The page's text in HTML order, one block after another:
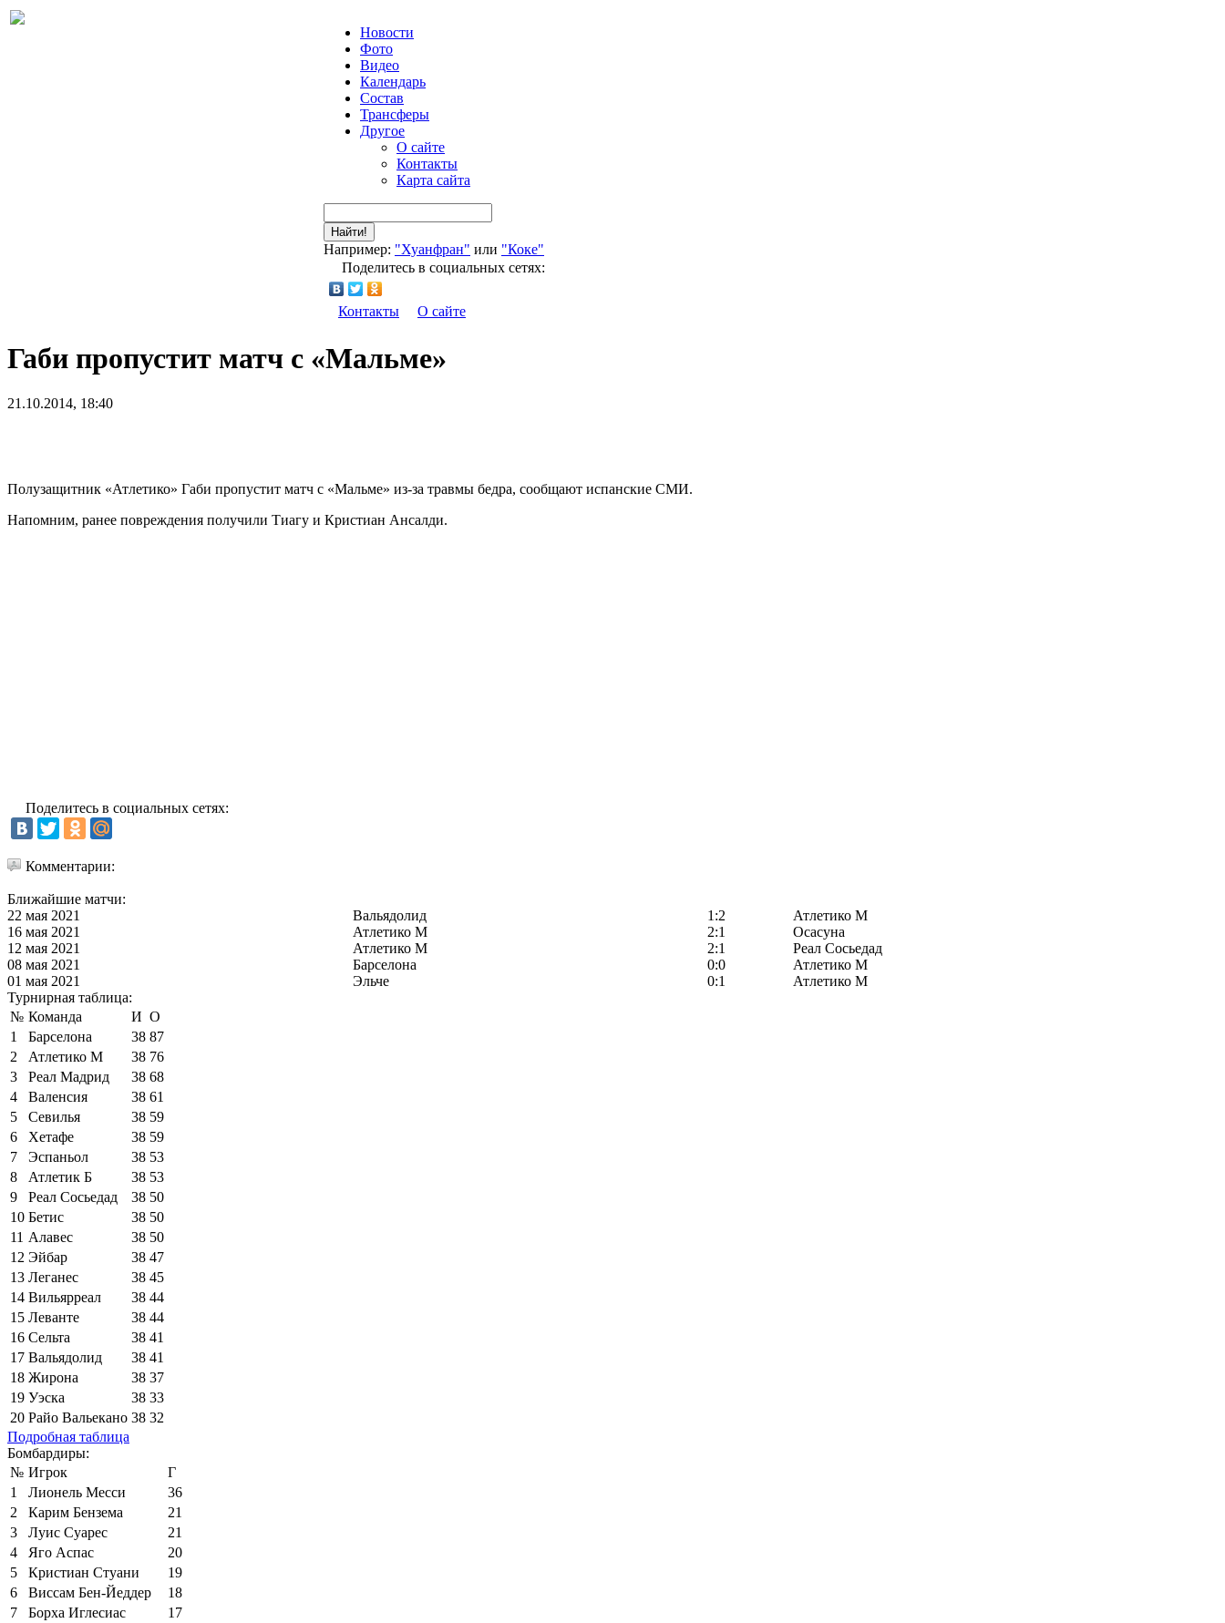
Новости
Фото
Видео
Календарь
Состав
Трансферы
Другое
О сайте
Контакты
Карта сайта
Найти!
Например: "Хуанфран" или "Коке"
Поделитесь в социальных сетях:
Контакты О сайте
Габи пропустит матч с «Мальме»
21.10.2014, 18:40
Полузащитник «Атлетико» Габи пропустит матч с «Мальме» из-за травмы бедра, сообщают испанские СМИ.
Напомним, ранее повреждения получили Тиагу и Кристиан Ансалди.
Поделитесь в социальных сетях:
Комментарии:
Ближайшие матчи:
22 мая 2021
Вальядолид 1:2
Атлетико М
16 мая 2021
Атлетико М 2:1
Осасуна
12 мая 2021
Атлетико М 2:1
Реал Сосьедад
08 мая 2021
Барселона 0:0
Атлетико М
01 мая 2021
Эльче 0:1
Атлетико М
Турнирная таблица:
№ Команда И О
1
Барселона 38 87
2
Атлетико М 38 76
3
Реал Мадрид 38 68
4
Валенсия 38 61
5
Севилья 38 59
6
Хетафе 38 59
7
Эспаньол 38 53
8
Атлетик Б 38 53
9
Реал Сосьедад 38 50
10 Бетис 38 50
11 Алавес 38 50
12 Эйбар 38 47
13 Леганес 38 45
14 Вильярреал 38 44
15 Леванте 38 44
16 Сельта 38 41
17 Вальядолид 38 41
18 Жирона 38 37
19 Уэска 38 33
20 Райо Вальекано 38 32
Подробная таблица
Бомбардиры:
№ Игрок
Г
1
Лионель Месси
36
2
Карим Бензема
21
3
Луис Суарес
21
4
Яго Аспас
20
5
Кристиан Стуани
19
6
Виссам Бен-Йеддер
18
7
Борха Иглесиас
17